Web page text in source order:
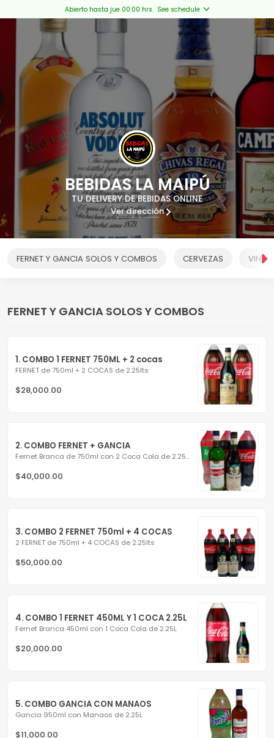
Abierto hasta jue 00:00 hrs. See schedule
BEBIDAS LA MAIPÚ
TU DELIVERY DE BEBIDAS ONLINE
Ver dirección
FERNET Y GANCIA SOLOS Y COMBOS CERVEZAS
FERNET Y GANCIA SOLOS Y COMBOS
1. COMBO 1 FERNET 750ML + 2 cocas
FERNET de 750ml + 2 COCAS de 2.25lts
$28,000.00
2. COMBO FERNET + GANCIA
Fernet Branca de 750ml con 2 Coca Cola de 2.25L + Gancia...
$40,000.00
3. COMBO 2 FERNET 750ml + 4 COCAS
2 FERNET de 750ml + 4 COCAS de 2.25lts
$50,000.00
4. COMBO 1 FERNET 450ML Y 1 COCA 2.25L
Fernet Branca 450ml con 1 Coca Cola de 2.25L
$20,000.00
5. COMBO GANCIA CON MANAOS
Gancia 950ml con Manaos de 2.25L
$11,000.00